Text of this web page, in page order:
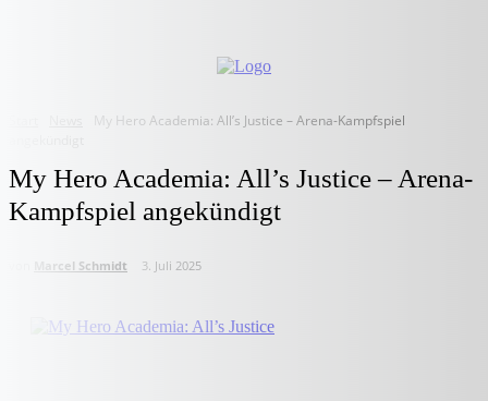
My Hero Academia: All’s Justice – Arena-Kampfspiel
My Hero Academia: All’s Justice – Arena-
Kampfspiel angekündigt
Marcel Schmidt 3. Juli 2025